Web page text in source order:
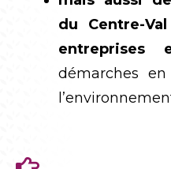
du Centre-
entreprises
démarches